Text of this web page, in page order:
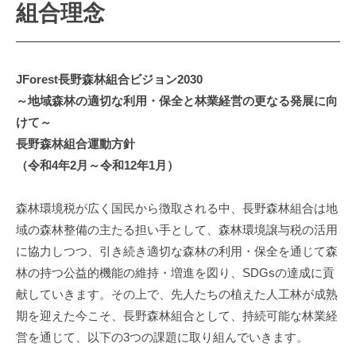
組合理念
JForest長野森林組合ビジョン2030
～地域森林の適切な利用・保全と林業経営の更なる発展に向
けて～
長野森林組合運動方針
（令和4年2月～令和12年1月）
森林環境税が広く国民から徴取される中、長野森林組合は地
域の森林整備の主たる担い手として、森林環境譲与税の活用
に協力しつつ、引き続き適切な森林の利用・保全を通じて森
林の持つ公益的機能の維持・増進を図り、SDGsの達成に貢
献していきます。その上で、先人たちの植えた人工林が成熟
期を迎えた今こそ、長野森林組合として、持続可能な林業経
営を通じて、以下の3つの課題に取り組んでいきます。